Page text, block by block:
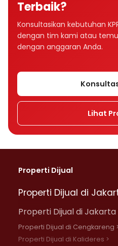
Bagaimana tenor
Tenor KPR 10, 15, atau
Apakah suku bunga
KPR?
Apa perbedaan bunga
dalam KPR?
Mengapa cicilan KPR
Apa perbedaan bunga
anuitas?
Rumah Rp500 juta
bulan?
Terbaik?
Konsultasikan kebutuhan
dengan tim kami atau
dengan anggaran Anda.
Lihat
Properti Dijual
Properti Dijual di
Properti Dijual di Jakarta
Properti Dijual di Cengkareng
Properti Dijual di Kalideres >